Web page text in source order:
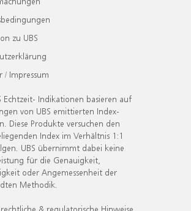
zu UBS
/ Impressum
Echtzeit- Indikationen basieren auf
von UBS emittierten Index-
Diese Produkte versuchen den
Index im Verhältnis 1:1
UBS übernimmt dabei keine
für die Genauigkeit,
oder Angemessenheit der
Methodik.